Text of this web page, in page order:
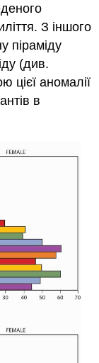
З іншого
піраміду
(див.
цієї аномалії
в